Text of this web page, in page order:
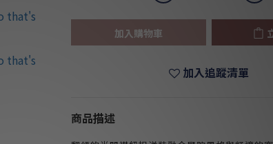
加入購物車
加入追蹤清單
商品描述